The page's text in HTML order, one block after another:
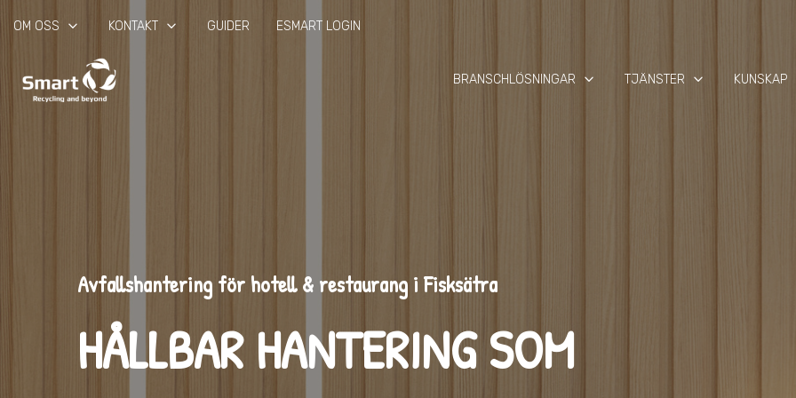
OM OSS keyboard_arrow_down KONTAKT keyboard_arrow_down GUIDER ESMART LOGIN
BRANSCHLÖSNINGAR keyboard_arrow_down TJÄNSTER keyboard_arrow_down KUNSKAP
Avfallshantering för hotell & restaurang i Fisksätra
HÅLLBAR HANTERING SOM